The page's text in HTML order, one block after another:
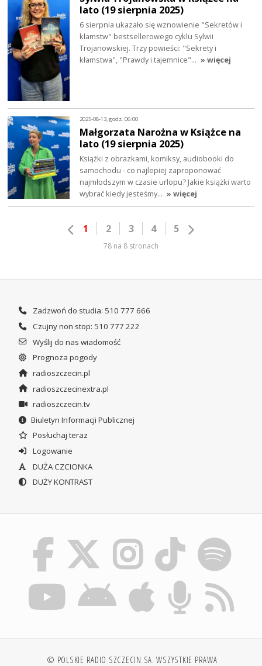
lato (19 sierpnia 2025)
6 sierpnia ukazało się wznowienie "Sekretów i
kłamstw" bestsellerowego cyklu Sylwii
Trojanowskiej. Trzy powieści: "Sekrety i
kłamstwa", "Prawdy i tajemnice"… » więcej
2025-08-13, godz. 06:00
Małgorzata Narożna w Książce na
lato (19 sierpnia 2025)
Książki z obrazkami, komiksy, audiobooki do
samochodu - co najlepiej zaproponować
najmłodszym w czasie urlopu? Jakie książki warto
wybrać kiedy jesteśmy… » więcej
1 2 3 4 5
78 na 8 stronach
Zadzwoń do studia: 510 777 666
Czujny non stop: 510 777 222
Wyślij do nas wiadomość
Prognoza pogody
radioszczecin.pl
radioszczecinextra.pl
radioszczecin.tv
Biuletyn Informacji Publicznej
Posłuchaj teraz
Logowanie
DUŻA CZCIONKA
DUŻY KONTRAST
© POLSKIE RADIO SZCZECIN SA. WSZYSTKIE PRAWA